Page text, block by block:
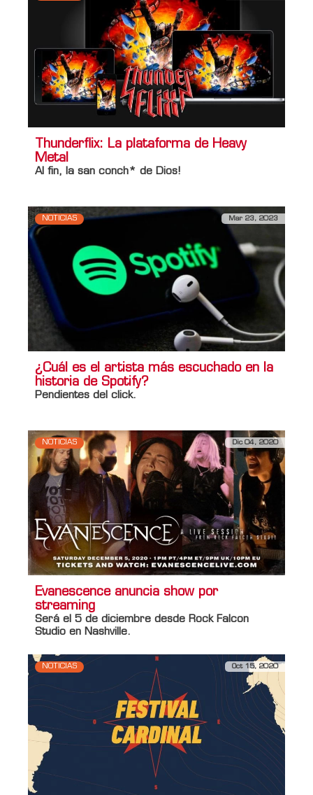
Thunderflix: La plataforma de Heavy
Metal
Al fin, la san conch* de Dios!
NOTICIAS Mar 23, 2023
¿Cuál es el artista más escuchado en la
historia de Spotify?
Pendientes del click.
NOTICIAS Dic 04, 2020
Evanescence anuncia show por
streaming
Será el 5 de diciembre desde Rock Falcon
Studio en Nashville.
NOTICIAS Oct 15, 2020